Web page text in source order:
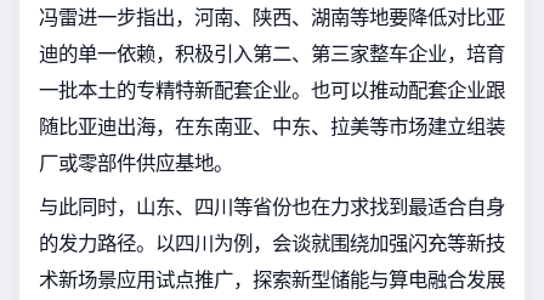
冯雷进一步指出，河南、陕西、湖南等地要降低对比亚
迪的单一依赖，积极引入第二、第三家整车企业，培育
一批本土的专精特新配套企业。也可以推动配套企业跟
随比亚迪出海，在东南亚、中东、拉美等市场建立组装
厂或零部件供应基地。
与此同时，山东、四川等省份也在力求找到最适合自身
的发力路径。以四川为例，会谈就围绕加强闪充等新技
术新场景应用试点推广，探索新型储能与算电融合发展